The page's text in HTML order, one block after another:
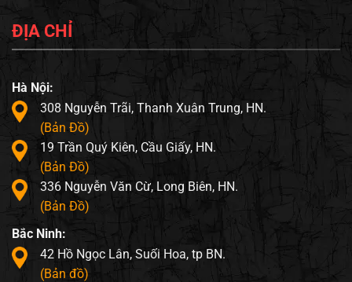
ĐỊA CHỈ
Hà Nội:
308 Nguyễn Trãi, Thanh Xuân Trung, HN.
(Bản Đồ)
19 Trần Quý Kiên, Cầu Giấy, HN.
(Bản Đồ)
336 Nguyễn Văn Cừ, Long Biên, HN.
(Bản Đồ)
Bắc Ninh:
42 Hồ Ngọc Lân, Suối Hoa, tp BN.
(Bản đồ)